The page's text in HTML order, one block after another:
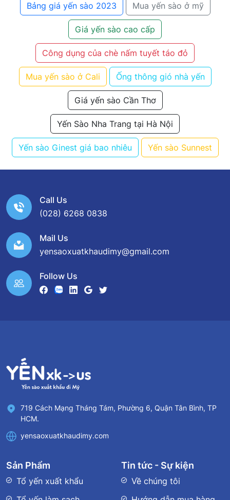
Bảng giá yến sào 2023 Mua yến sào ở mỹ
Giá yến sào cao cấp
Công dụng của chè nấm tuyết táo đỏ
Mua yến sào ở Cali Ống thông gió nhà yến
Giá yến sào Cần Thơ
Yến Sào Nha Trang tại Hà Nội
Yến sào Ginest giá bao nhiêu Yến sào Sunnest
Call Us
(028) 6268 0838
Mail Us
yensaoxuatkhaudimy@gmail.com
Follow Us
719 Cách Mạng Tháng Tám, Phường 6, Quận Tân Bình, TP
HCM.
yensaoxuatkhaudimy.com
Sản Phẩm
Tổ yến xuất khẩu
Tin tức - Sự kiện
Về chúng tôi